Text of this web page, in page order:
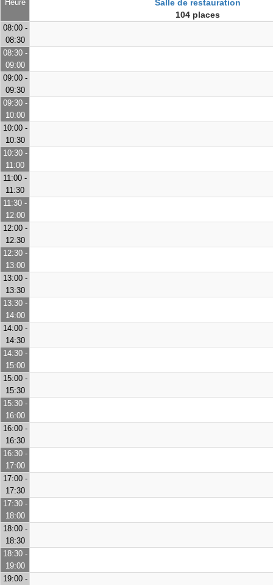
Heure
Salle de restauration
104 places
08:00 -
08:30
08:30 -
09:00
09:00 -
09:30
09:30 -
10:00
10:00 -
10:30
10:30 -
11:00
11:00 -
11:30
11:30 -
12:00
12:00 -
12:30
12:30 -
13:00
13:00 -
13:30
13:30 -
14:00
14:00 -
14:30
14:30 -
15:00
15:00 -
15:30
15:30 -
16:00
16:00 -
16:30
16:30 -
17:00
17:00 -
17:30
17:30 -
18:00
18:00 -
18:30
18:30 -
19:00
19:00 -